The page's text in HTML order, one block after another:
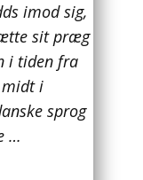
imod sig,
sit præg
i tiden fra
midt i
sprog
…